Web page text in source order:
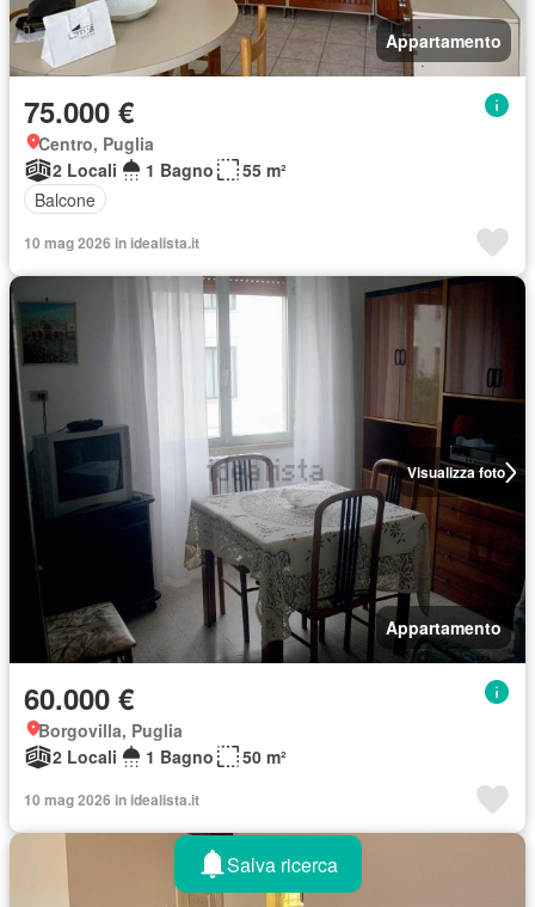
Appartamento
75.000 €
Centro, Puglia
2 Locali
1 Bagno
55 m²
Balcone
10 mag 2026 in idealista.it
Visualizza foto
Appartamento
60.000 €
Borgovilla, Puglia
2 Locali
1 Bagno 50 m²
10 mag 2026 in idealista.it
Salva ricerca